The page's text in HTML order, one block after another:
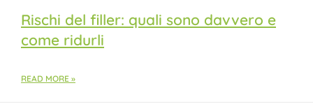
Rischi del filler: quali sono davvero e
come ridurli
READ MORE »